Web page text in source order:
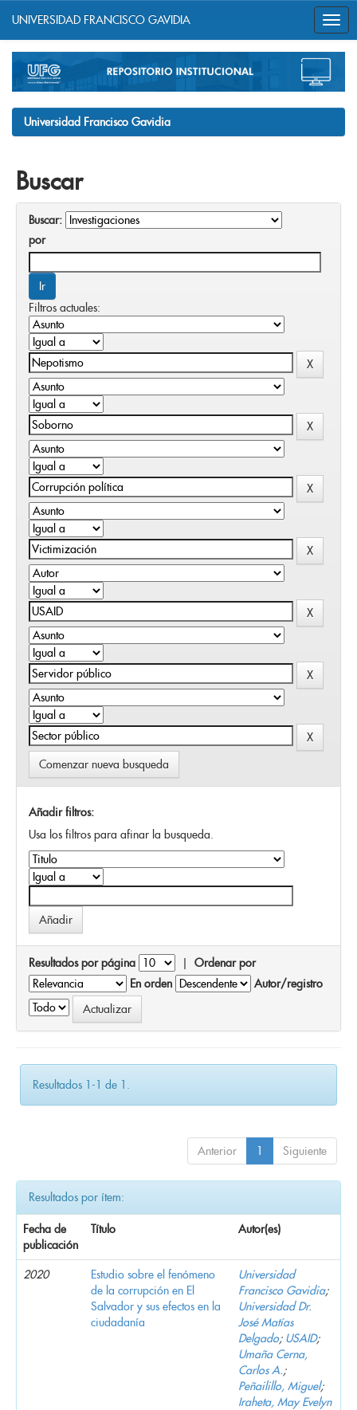
navigation
UNIVERSIDAD FRANCISCO GAVIDIA
Universidad Francisco Gavidia
Buscar
Buscar:
por
Filtros actuales:
Comenzar nueva busqueda
Añadir filtros:
Usa los filtros para afinar la busqueda.
Resultados por página | Ordenar por
En orden
Autor/registro
Resultados 1-1 de 1.
Anterior 1 Siguiente
Resultados por ítem:
Fecha de
publicación
Título Autor(es)
2020
Estudio sobre el fenómeno
de la corrupción en El
Salvador y sus efectos en la
ciudadanía
Universidad
Francisco Gavidia;
Universidad Dr.
José Matías
Delgado; USAID;
Umaña Cerna,
Carlos A.;
Peñailillo, Miguel;
Iraheta, May Evelyn